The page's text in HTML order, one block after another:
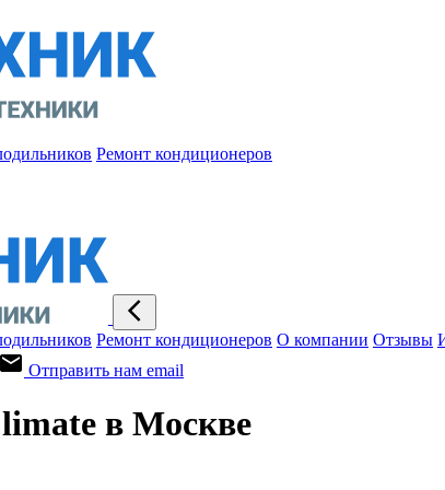
Ремонт кондиционеров
Ремонт кондиционеров О компании Отзывы
Отправить нам email
в Москве